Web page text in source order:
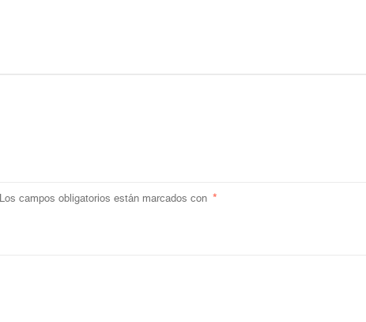
Los campos obligatorios están marcados con *